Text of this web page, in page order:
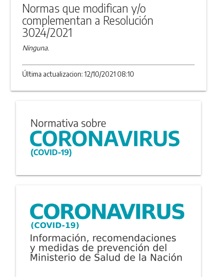
Normas que modifican y/o
complementan a Resolución
3024/2021
Ninguna.
Última actualizacion: 12/10/2021 08:10